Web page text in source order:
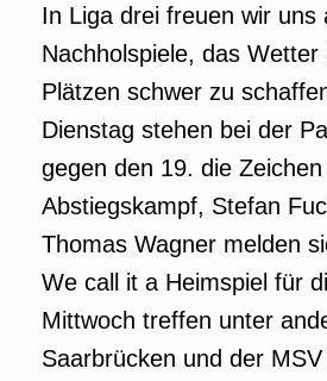
In Liga drei freuen wir uns
Nachholspiele, das Wetter
Plätzen schwer zu
Dienstag stehen bei der
gegen den 19. die
Abstiegskampf, Stefan
Thomas Wagner melden
We call it a Heimspiel für
Mittwoch treffen unter
Saarbrücken und der